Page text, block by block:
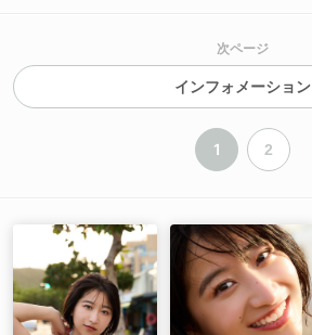
次ページ
インフォメーション
1 2